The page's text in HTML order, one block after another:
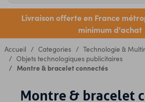
Livraison offerte en France
minimum d'achat
Accueil Categories
Technologie &
Objets technologiques publicitaires
Montre & bracelet connectés
Montre & bracelet